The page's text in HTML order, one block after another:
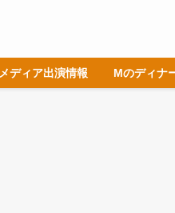
メディア出演情報 Mのディナ